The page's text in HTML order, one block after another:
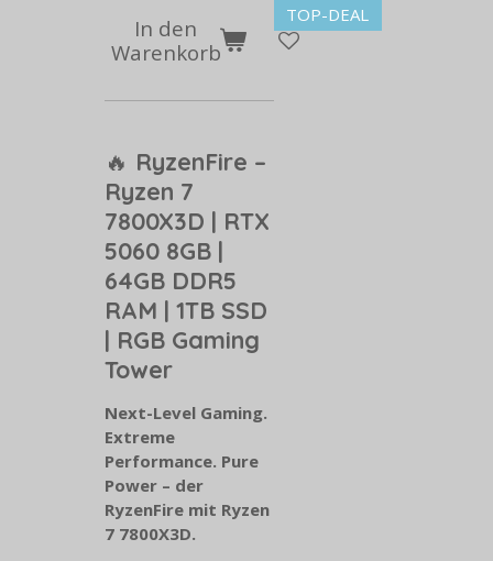
TOP-DEAL
In den
Warenkorb
🔥 RyzenFire –
Ryzen 7
7800X3D | RTX
5060 8GB |
64GB DDR5
RAM | 1TB SSD
| RGB Gaming
Tower
Next-Level Gaming.
Extreme
Performance. Pure
Power – der
RyzenFire mit Ryzen
7 7800X3D.